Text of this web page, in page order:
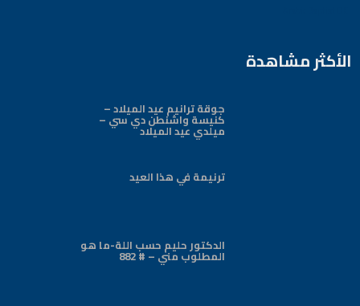
الأكثر مشاهدة
جوقة ترانيم عيد الميلاد –
كنيسة واشنطن دي سي –
ميلدي عيد الميلاد
ترنيمة في هذا العيد
الدكتور حليم حسب اللة-ما هو
المطلوب مني – # 882